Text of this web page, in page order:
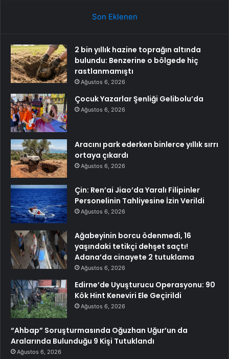
Son Eklenen
2 bin yıllık hazine toprağın altında
bulundu: Benzerine o bölgede hiç
rastlanmamıştı
Ağustos 6, 2026
Çocuk Yazarlar Şenliği Gelibolu’da
Ağustos 6, 2026
Aracını park ederken binlerce yıllık sırrı
ortaya çıkardı
Ağustos 6, 2026
Çin: Ren’ai Jiao’da Yaralı Filipinler
Personelinin Tahliyesine İzin Verildi
Ağustos 6, 2026
Ağabeyinin borcu ödenmedi, 16
yaşındaki tetikçi dehşet saçtı!
Adana’da cinayete 2 tutuklama
Ağustos 6, 2026
Edirne’de Uyuşturucu Operasyonu: 90
Kök Hint Keneviri Ele Geçirildi
Ağustos 6, 2026
“Ahbap” Soruşturmasında Oğuzhan Uğur’un da
Aralarında Bulunduğu 9 Kişi Tutuklandı
Ağustos 6, 2026